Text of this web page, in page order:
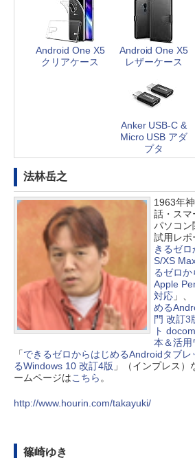
Android One X5
クリアケース
Android One X5
レザーケース
Anker USB-C &
Micro USB アダ
プタ
法林岳之
1963年
話・スマ
パソコン
試用レポ
きるゼ
S/XS
るゼロか
Apple
対応」、
める
門 改訂3
ト
本＆活用
「できるゼロからはじめるAndroidタブレ
るWindows 10 改訂4版 」（インプレス
ームページはこちら 。
http://www.hourin.com/takayuki/
篠崎ゆき